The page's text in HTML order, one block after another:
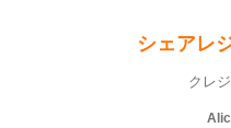
シェアレ
クレ